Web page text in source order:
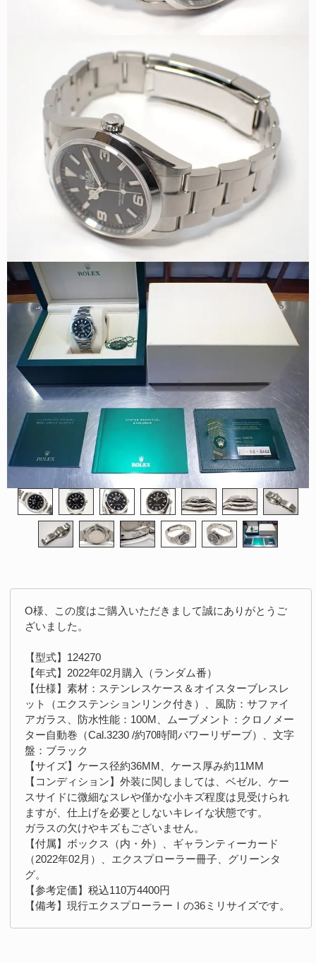
O様、この度はご購入いただきまして誠にありがとうご
ざいました。
【型式】124270
【年式】2022年02月購入（ランダム番）
【仕様】素材：ステンレスケース＆オイスターブレスレ
ット（エクステンションリンク付き）、風防：サファイ
アガラス、防水性能：100M、ムーブメント：クロノメー
ター自動巻（Cal.3230 /約70時間パワーリザーブ）、文字
盤：ブラック
【サイズ】ケース径約36MM、ケース厚み約11MM
【コンディション】外装に関しましては、ベゼル、ケー
スサイドに微細なスレや僅かな小キズ程度は見受けられ
ますが、仕上げを必要としないキレイな状態です。
ガラスの欠けやキズもございません。
【付属】ボックス（内・外）、ギャランティーカード
（2022年02月）、エクスプローラー冊子、グリーンタ
グ。
【参考定価】税込110万4400円
【備考】現行エクスプローラーⅠの36ミリサイズです。